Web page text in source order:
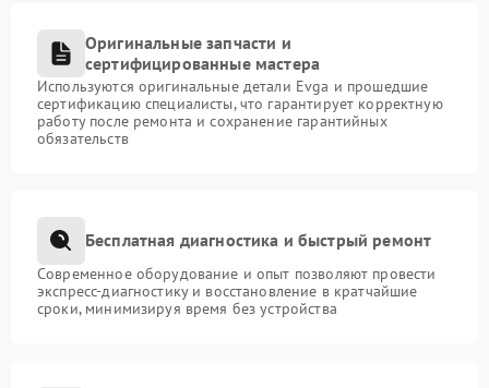
Оригинальные запчасти и
сертифицированные мастера
Используются оригинальные детали Evga и прошедшие
сертификацию специалисты, что гарантирует корректную
работу после ремонта и сохранение гарантийных
обязательств
Бесплатная диагностика и быстрый ремонт
Современное оборудование и опыт позволяют провести
экспресс-диагностику и восстановление в кратчайшие
сроки, минимизируя время без устройства